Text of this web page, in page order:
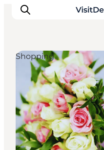
Inspiration
Resmål
Aktiviteter
Övernatta
Planera resan
Shopping